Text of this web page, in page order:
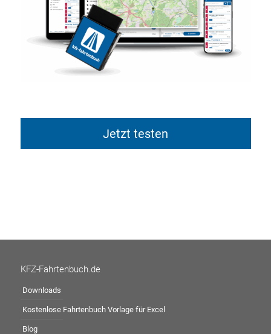
Jetzt testen
KFZ-Fahrtenbuch.de
Downloads
Kostenlose Fahrtenbuch Vorlage für Excel
Blog